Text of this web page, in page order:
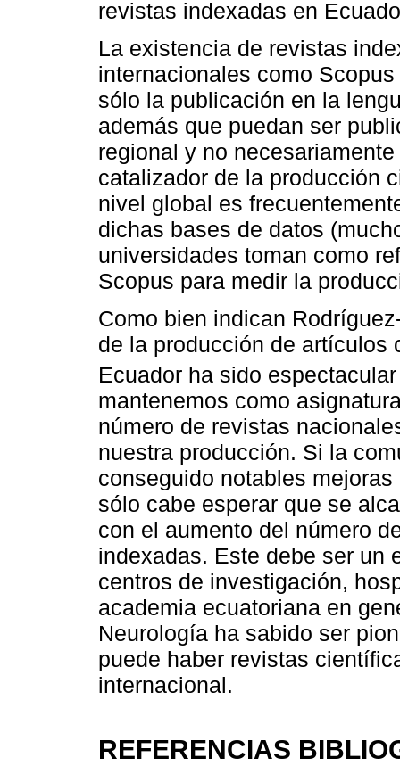
revistas indexadas en
La existencia de revistas
internacionales como
sólo la publicación en la
además que puedan ser
regional y no
catalizador de la producción
nivel global es
dichas bases de datos
universidades toman como
Scopus para medir la
Como bien indican
de la producción de artículos
Ecuador ha sido
mantenemos como
número de revistas
nuestra producción. Si la
conseguido notables
sólo cabe esperar que se
con el aumento del número
indexadas. Este debe ser un
centros de investigación,
academia ecuatoriana en
Neurología ha sabido ser
puede haber revistas
internacional.
REFERENCIAS